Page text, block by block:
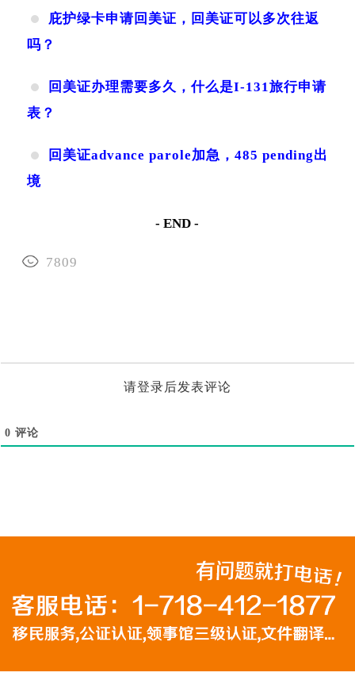
庇护绿卡申请回美证，回美证可以多次往返
吗？
回美证办理需要多久，什么是I-131旅行申请
表？
回美证advance parole加急，485 pending出
境
- END -
7809
请登录后发表评论
0 评论